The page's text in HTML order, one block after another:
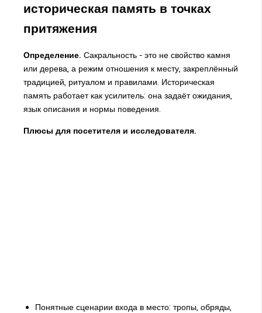
историческая память в точках
притяжения
Определение. Сакральность - это не свойство камня
или дерева, а режим отношения к месту, закреплённый
традицией, ритуалом и правилами. Историческая
память работает как усилитель: она задаёт ожидания,
язык описания и нормы поведения.
Плюсы для посетителя и исследователя.
Понятные сценарии входа в место: тропы, обряды,